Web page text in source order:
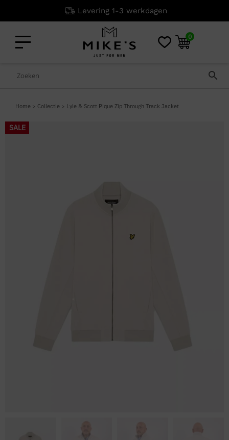
Levering 1-3 werkdagen
0
Home > Collectie > Lyle & Scott Pique Zip Through Track Jacket
SALE